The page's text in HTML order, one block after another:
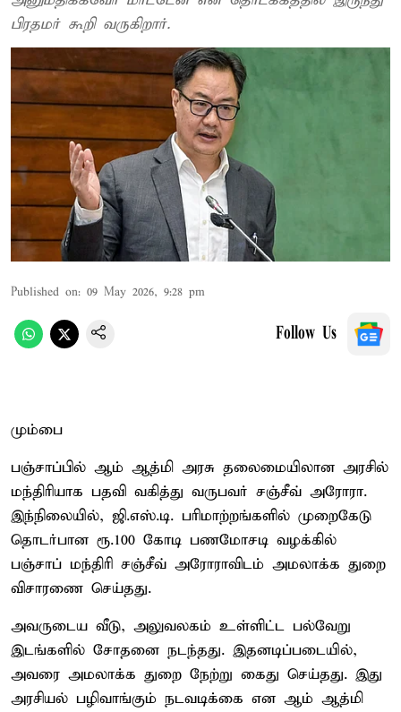
பிரதமர் கூறி வருகிறார்.
Published on: 09 May 2026, 9:28 pm
Follow Us
மும்பை
பஞ்சாப்பில் ஆம் ஆத்மி அரசு தலைமையிலான அரசில்
மந்திரியாக பதவி வகித்து வருபவர் சஞ்சீவ் அரோரா.
இந்நிலையில், ஜி.எஸ்.டி. பரிமாற்றங்களில் முறைகேடு
தொடர்பான ரூ.100 கோடி பணமோசடி வழக்கில்
பஞ்சாப் மந்திரி சஞ்சீவ் அரோராவிடம் அமலாக்க துறை
விசாரணை செய்தது.
அவருடைய வீடு, அலுவலகம் உள்ளிட்ட பல்வேறு
இடங்களில் சோதனை நடந்தது. இதனடிப்படையில்,
அவரை அமலாக்க துறை நேற்று கைது செய்தது. இது
அரசியல் பழிவாங்கும் நடவடிக்கை என ஆம் ஆத்மி